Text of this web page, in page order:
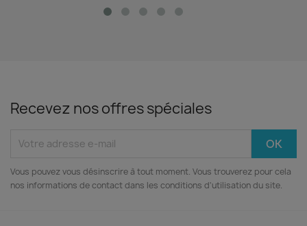
Recevez nos offres spéciales
Vous pouvez vous désinscrire à tout moment. Vous trouverez pour cela
nos informations de contact dans les conditions d'utilisation du site.